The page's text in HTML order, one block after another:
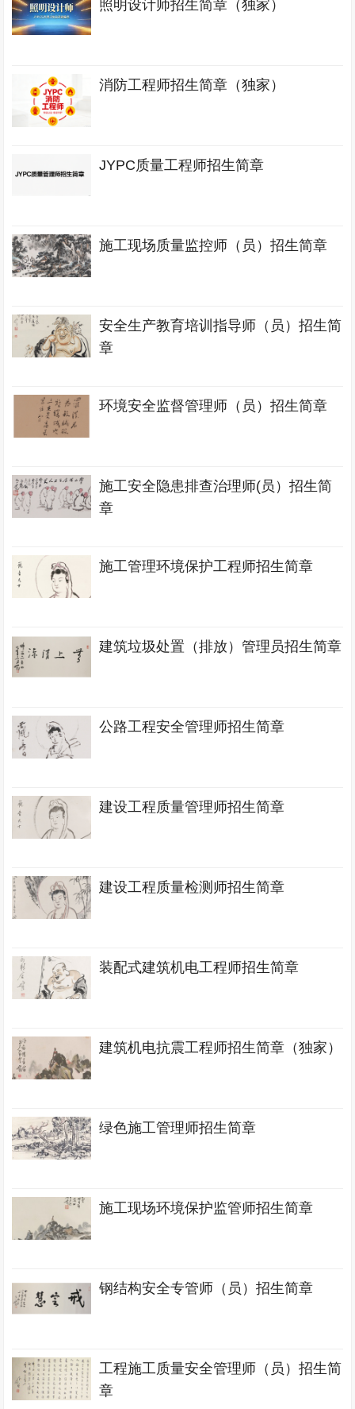
照明设计师招生简章（独家）
消防工程师招生简章（独家）
JYPC质量工程师招生简章
施工现场质量监控师（员）招生简章
安全生产教育培训指导师（员）招生简
章
环境安全监督管理师（员）招生简章
施工安全隐患排查治理师(员）招生简
章
施工管理环境保护工程师招生简章
建筑垃圾处置（排放）管理员招生简章
公路工程安全管理师招生简章
建设工程质量管理师招生简章
建设工程质量检测师招生简章
装配式建筑机电工程师招生简章
建筑机电抗震工程师招生简章（独家）
绿色施工管理师招生简章
施工现场环境保护监管师招生简章
钢结构安全专管师（员）招生简章
工程施工质量安全管理师（员）招生简
章